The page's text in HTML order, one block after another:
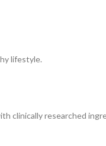
lifestyle.
clinically researched